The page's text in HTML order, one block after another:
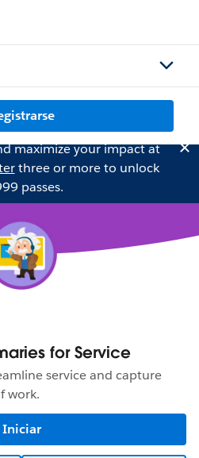
maximize your impact at
three or more to unlock
passes.
for Service
service and capture
work.
Iniciar